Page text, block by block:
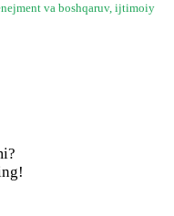
va boshqaruv, ijtimoiy